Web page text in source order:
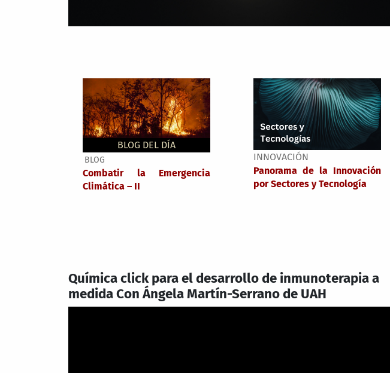
BLOG DEL DÍA
BLOG
Combatir la Emergencia
Climática – II
INNOVACIÓN
Panorama de la Innovación
por Sectores y Tecnología
Química click para el desarrollo de inmunoterapia a
medida Con Ángela Martín-Serrano de UAH